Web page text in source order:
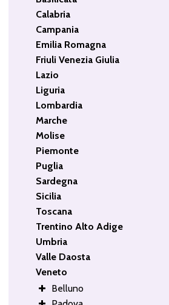
Calabria
Campania
Emilia Romagna
Friuli Venezia Giulia
Lazio
Liguria
Lombardia
Marche
Molise
Piemonte
Puglia
Sardegna
Sicilia
Toscana
Trentino Alto Adige
Umbria
Valle Daosta
Veneto
Belluno